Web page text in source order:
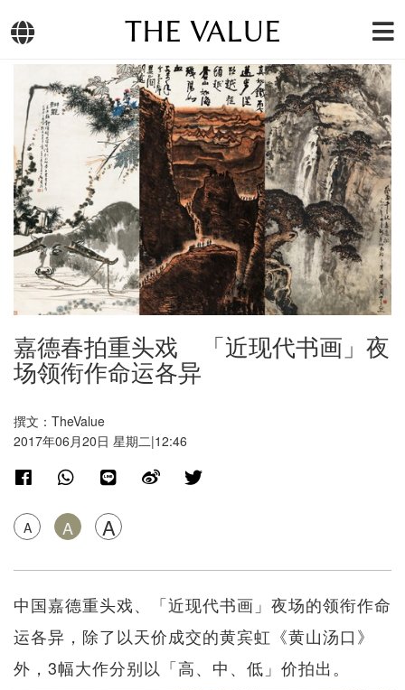
THE VALUE
嘉德春拍重头戏 「近现代书画」夜
场领衔作命运各异
撰文：TheValue
2017年06月20日 星期二|12:46
A A A
中国嘉德重头戏、「近现代书画」夜场的领衔作命
运各异，除了以天价成交的黄宾虹《黄山汤口》
外，3幅大作分别以「高、中、低」价拍出。